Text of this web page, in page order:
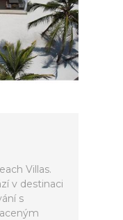
Villas.
v destinaci
s